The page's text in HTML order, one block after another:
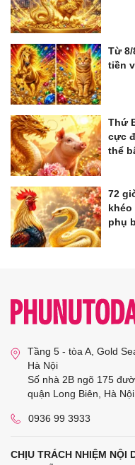
Từ 8/
tiền
Thứ
cực
thể
72
phụ
Tầng 5 - tòa A, Gold
Hà Nội
Số nhà 2B ngõ 175
quận Long Biên, Hà Nội
0936 99 3933
CHỊU TRÁCH NHIỆM NỘI